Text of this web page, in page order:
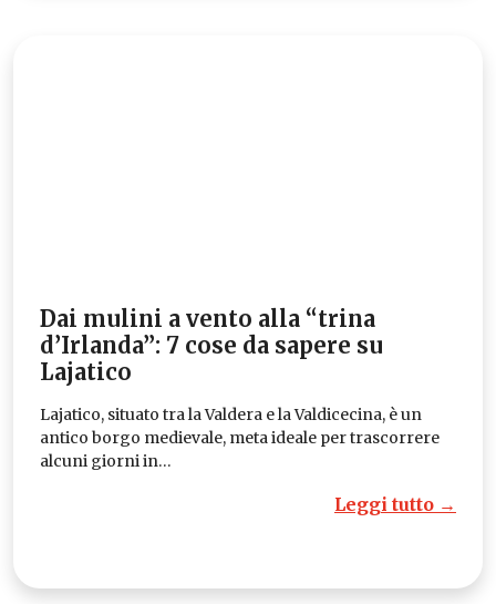
Dai mulini a vento alla “trina
d’Irlanda”: 7 cose da sapere su
Lajatico
Lajatico, situato tra la Valdera e la Valdicecina, è un
antico borgo medievale, meta ideale per trascorrere
alcuni giorni in…
Leggi tutto →